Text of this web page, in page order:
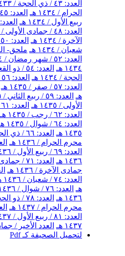
العدد: ٤٣ / ذي الحجة / ١٤٣٣ هـ
الحرام / ١٤٣٤ هـ
العدد: ٤٥ / صفر / ١٤٣٤ هـ
ربيع الأول / ١٤٣٤ هـ
العدد: ٤٧ / ربيع الثاني / ١٤٣٤ هـ
العدد: ٤٨ / جمادى الأولى / ١٤٣٤ هـ
الآخرة / ١٤٣٤ هـ
العدد: ٥٠ / رجب / ١٤٣٤ هـ
شعبان / ١٤٣٤ هـ
ملحق- العدد: ٥١ /
العدد: ٥٢ / شهر رمضان / ١٤٣٤ هـ
١٤٣٤ هـ
العدد: ٥٤ / ذو القعدة / ١٤٣٤ هـ
الحجة / ١٤٣٤ هـ
العدد: ٥٦ / محرم الحرام / ١٤٣٥ هـ
العدد: ٥٧ / صفر / ١٤٣٥ هـ
هـ العدد: ٥٩ / ربيع الثاني / ١٤٣٥ هـ
الأولى / ١٤٣٥ هـ
العدد: ٦١ / جمادى الثانية / ١٤٣٥ هـ
العدد: ٦٢ / رجب / ١٤٣٥ هـ
العدد: ٦٤ / شوال / ١٤٣٥ هـ
١٤٣٥ هـ
العدد: ٦٦ / ذي الحجة / ١٤٣٥ هـ
محرم الحرام / ١٤٣٦ هـ
العدد: ٦٩ / ربيع الأول / ١٤٣٦ هـ
١٤٣٦ هـ
العدد: ٧١ / جمادى الاولى / ١٤٣٦ هـ
جمادى الآخرة / ١٤٣٦ هـ
العدد: ٧٤ / شعبان / ١٤٣٦ هـ
هـ العدد: ٧٦ / شوال / ١٤٣٦ هـ
١٤٣٦ هـ
العدد: ٧٨ / ذو الحجة / ١٤٣٦ هـ
محرم الحرام / ١٤٣٧ هـ
العدد: ٨١ / ربيع الأول / ١٤٣٧ هـ
١٤٣٧ هـ
العدد الأخير / جمادى
لتحميل الصحيفة كـ Pdf